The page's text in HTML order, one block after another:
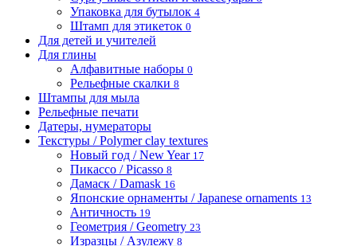
Упаковка для бутылок 4
Штамп для этикеток 0
Для детей и учителей
Для глины
Алфавитные наборы 0
Рельефные скалки 8
Штампы для мыла
Рельефные печати
Датеры, нумераторы
Текстуры / Polymer clay textures
Новый год / New Year 17
Пикассо / Picasso 8
Дамаск / Damask 16
Японские орнаменты / Japanese ornaments 13
Античность 19
Геометрия / Geometry 23
Изразцы / Азулежу 8